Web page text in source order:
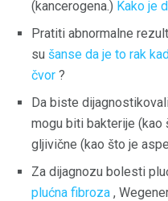
(kancerogena.) Kako je
Pratiti abnormalne
su šanse da je to rak
čvor ?
Da biste
mogu biti bakterije (kao
gljivične (kao što je
Za dijagnozu bolesti
plućna fibroza ,